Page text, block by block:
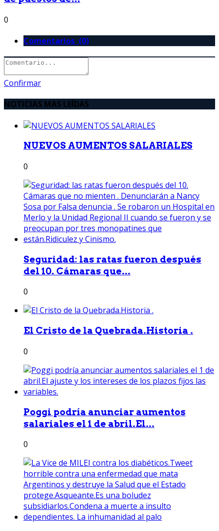
0
Comentarios (0)
Confirmar
NOTICIAS MAS LEÍDAS
NUEVOS AUMENTOS SALARIALES
0
Seguridad: las ratas fueron después
del 10. Cámaras que...
0
El Cristo de la Quebrada.Historia .
0
Poggi podría anunciar aumentos
salariales el 1 de abril.El...
0